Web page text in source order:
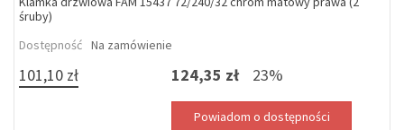
śruby)
Dostępność Na zamówienie
101,10 zł 124,35 zł 23%